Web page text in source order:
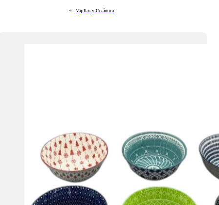
Vajillas y Cerámica